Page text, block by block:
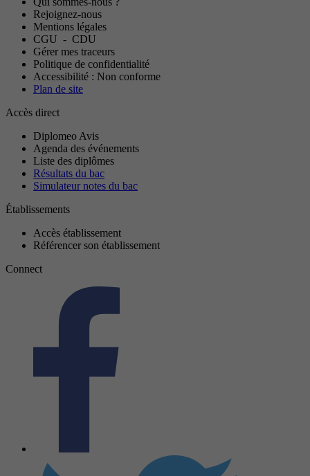
Rejoignez-nous
Mentions légales
CGU - CDU
Gérer mes traceurs
Politique de confidentialité
Accessibilité : Non conforme
Plan de site
Accès direct
Diplomeo Avis
Agenda des événements
Liste des diplômes
Résultats du bac
Simulateur notes du bac
Établissements
Accès établissement
Référencer son établissement
Connect